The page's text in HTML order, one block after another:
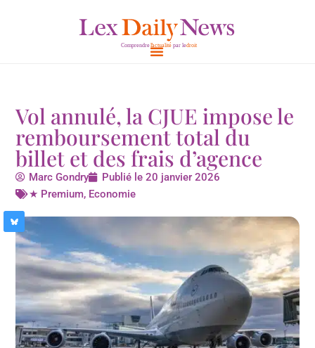
Vol annulé, la CJUE impose le
remboursement total du
billet et des frais d’agence
Marc Gondry Publié le20 janvier 2026
★ Premium, Economie